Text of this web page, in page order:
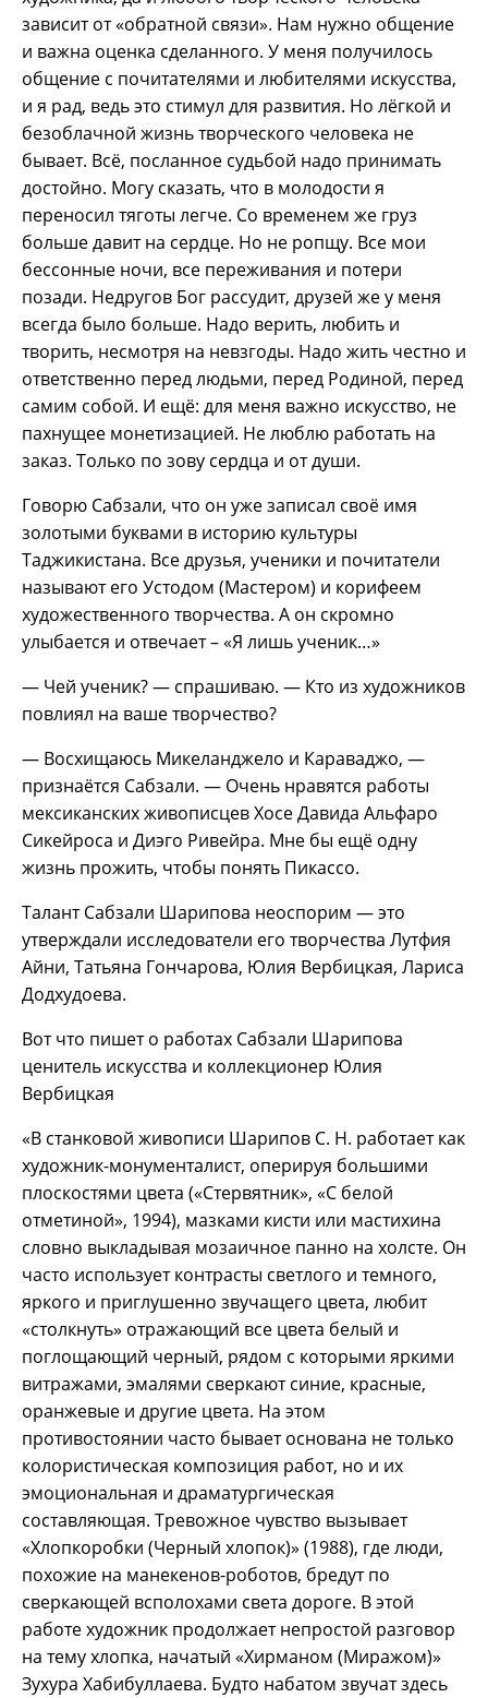
зависит от «обратной связи». Нам нужно общение
и важна оценка сделанного. У меня получилось
общение с почитателями и любителями искусства,
и я рад, ведь это стимул для развития. Но лёгкой и
безоблачной жизнь творческого человека не
бывает. Всё, посланное судьбой надо принимать
достойно. Могу сказать, что в молодости я
переносил тяготы легче. Со временем же груз
больше давит на сердце. Но не ропщу. Все мои
бессонные ночи, все переживания и потери
позади. Недругов Бог рассудит, друзей же у меня
всегда было больше. Надо верить, любить и
творить, несмотря на невзгоды. Надо жить честно и
ответственно перед людьми, перед Родиной, перед
самим собой. И ещё: для меня важно искусство, не
пахнущее монетизацией. Не люблю работать на
заказ. Только по зову сердца и от души.
Говорю Сабзали, что он уже записал своё имя
золотыми буквами в историю культуры
Таджикистана. Все друзья, ученики и почитатели
называют его Устодом (Мастером) и корифеем
художественного творчества. А он скромно
улыбается и отвечает – «Я лишь ученик…»
— Чей ученик? — спрашиваю. — Кто из художников
повлиял на ваше творчество?
— Восхищаюсь Микеланджело и Караваджо, —
признаётся Сабзали. — Очень нравятся работы
мексиканских живописцев Хосе Давида Альфаро
Сикейроса и Диэго Ривейра. Мне бы ещё одну
жизнь прожить, чтобы понять Пикассо.
Талант Сабзали Шарипова неоспорим — это
утверждали исследователи его творчества Лутфия
Айни, Татьяна Гончарова, Юлия Вербицкая, Лариса
Додхудоева.
Вот что пишет о работах Сабзали Шарипова
ценитель искусства и коллекционер Юлия
Вербицкая
«В станковой живописи Шарипов С. Н. работает как
художник-монументалист, оперируя большими
плоскостями цвета («Стервятник», «С белой
отметиной», 1994), мазками кисти или мастихина
словно выкладывая мозаичное панно на холсте. Он
часто использует контрасты светлого и темного,
яркого и приглушенно звучащего цвета, любит
«столкнуть» отражающий все цвета белый и
поглощающий черный, рядом с которыми яркими
витражами, эмалями сверкают синие, красные,
оранжевые и другие цвета. На этом
противостоянии часто бывает основана не только
колористическая композиция работ, но и их
эмоциональная и драматургическая
составляющая. Тревожное чувство вызывает
«Хлопкоробки (Черный хлопок)» (1988), где люди,
похожие на манекенов-роботов, бредут по
сверкающей всполохами света дороге. В этой
работе художник продолжает непростой разговор
на тему хлопка, начатый «Хирманом (Миражом)»
Зухура Хабибуллаева. Будто набатом звучат здесь